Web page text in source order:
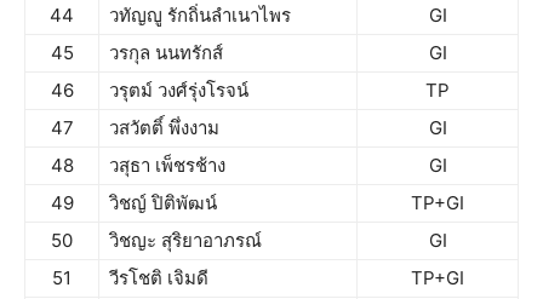
44
วทัญญู รักถิ่นลำเนาไพร
GI
45
วรกุล นนทรักส์
GI
46
วรุตม์ วงศ์รุ่งโรจน์
TP
47
วสวัตติ์ พึ่งงาม
GI
48
วสุธา เพ็ชรช้าง
GI
49
วิชญ์ ปิติพัฒน์
TP+GI
50
วิชญะ สุริยาอาภรณ์
GI
51
วีรโชติ เจิมดี TP+GI